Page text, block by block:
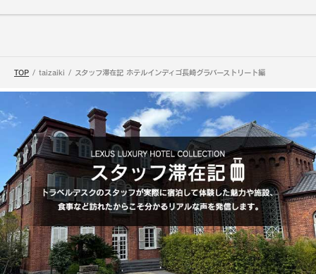
TOP taizaiki スタッフ滞在記 ホテルインディゴ長崎グラバーストリート編